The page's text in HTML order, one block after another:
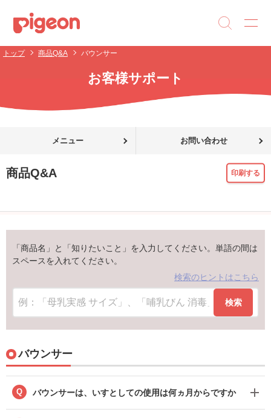
トップ 商品Q&A バウンサー
お客様サポート
メニュー お問い合わせ
商品Q&A 印刷する
「商品名」と「知りたいこと」を入力してください。単語の間は
スペースを入れてください。
検索のヒントはこちら
検索
バウンサー
Q バウンサーは、いすとしての使用は何ヵ月からですか